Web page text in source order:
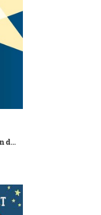
Maartje Kok-Willemijn de Weerd